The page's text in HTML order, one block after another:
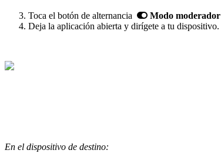
Toca el botón de alternancia Modo moderador
Deja la aplicación abierta y dirígete a tu dispositivo.
En el dispositivo de destino: